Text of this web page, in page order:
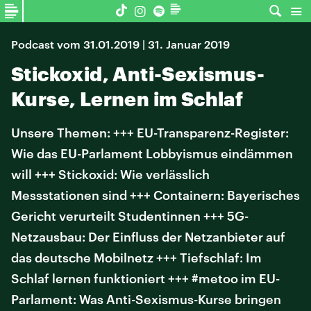
Podcast vom 31.01.2019 | 31. Januar 2019
Stickoxid, Anti-Sexismus-
Kurse, Lernen im Schlaf
Unsere Themen: +++ EU-Transparenz-Register:
Wie das EU-Parlament Lobbyismus eindämmen
will +++ Stickoxid: Wie verlässlich
Messstationen sind +++ Containern: Bayerisches
Gericht verurteilt Studentinnen +++ 5G-
Netzausbau: Der Einfluss der Netzanbieter auf
das deutsche Mobilnetz +++ Tiefschlaf: Im
Schlaf lernen funktioniert +++ #metoo im EU-
Parlament: Was Anti-Sexismus-Kurse bringen